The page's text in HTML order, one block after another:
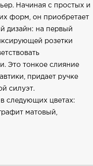
Начиная с простых и
форм, он приобретает
дизайн: на первый
розетки
Это тонкое слияние
придает ручке
силуэт.
следующих цветах:
матовый,